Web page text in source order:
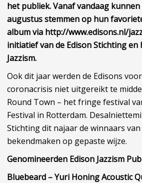
het publiek. Vanaf vandaag
augustus stemmen op hun
album via http://www.edisons.nl/
initiatief van de Edison Stichting en
Jazzism.
Ook dit jaar werden de Edisons
coronacrisis niet uitgereikt te
Round Town – het fringe festival
Festival in Rotterdam.
Stichting dit najaar de winnaars van
bekendmaken op gepaste wijze.
Genomineerden Edison Jazzism
Bluebeard – Yuri Honing Acoustic